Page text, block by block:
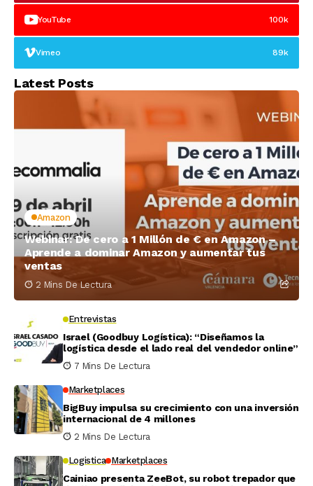
YouTube 100k
Vimeo 89k
Latest Posts
Amazon
Webinar: De cero a 1 Millón de € en Amazon –
Aprende a dominar Amazon y aumentar tus
ventas
2 Mins De Lectura
Entrevistas
Israel (Goodbuy Logística): “Diseñamos la
logística desde el lado real del vendedor online”
7 Mins De Lectura
Marketplaces
BigBuy impulsa su crecimiento con una inversión
internacional de 4 millones
2 Mins De Lectura
Logistica Marketplaces
Cainiao presenta ZeeBot, su robot trepador que